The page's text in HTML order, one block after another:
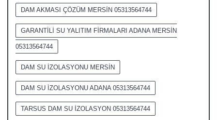
DAM AKMASI ÇÖZÜM MERSİN 05313564744
GARANTİLİ SU YALITIM FİRMALARI ADANA MERSİN
05313564744
DAM SU İZOLASYONU MERSİN
DAM SU İZOLASYONU ADANA 05313564744
TARSUS DAM SU İZOLASYON 05313564744